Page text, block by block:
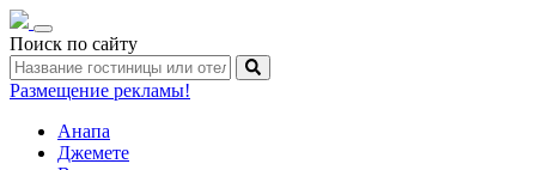
Toggle
navigation
Поиск по сайту
Размещение рекламы!
Анапа
Джемете